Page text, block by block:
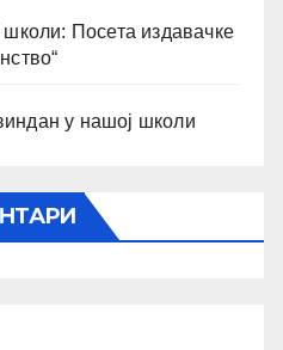
Посета издавачке
у нашој школи